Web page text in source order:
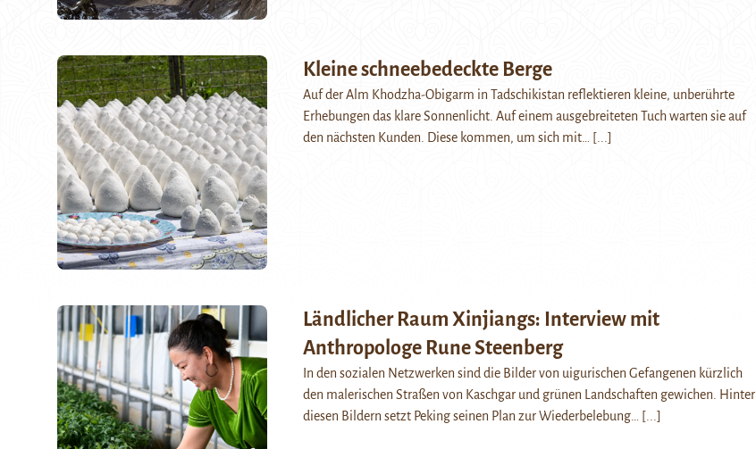
Kleine schneebedeckte Berge
Auf der Alm Khodzha-Obigarm in Tadschikistan reflektieren kleine, unberührte
Erhebungen das klare Sonnenlicht. Auf einem ausgebreiteten Tuch warten sie auf
den nächsten Kunden. Diese kommen, um sich mit…
[...]
Ländlicher Raum Xinjiangs: Interview mit
Anthropologe Rune Steenberg
In den sozialen Netzwerken sind die Bilder von uigurischen Gefangenen kürzlich
den malerischen Straßen von Kaschgar und grünen Landschaften gewichen. Hinter
diesen Bildern setzt Peking seinen Plan zur Wiederbelebung…
[...]